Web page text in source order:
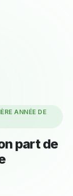
ANNÉE DE
part de